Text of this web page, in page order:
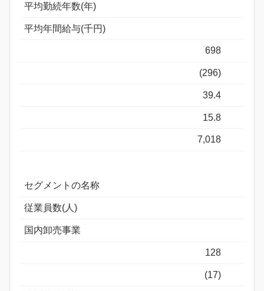
平均勤続年数(年)
平均年間給与(千円)
698
(296)
39.4
15.8
7,018
セグメントの名称
従業員数(人)
国内卸売事業
128
(17)